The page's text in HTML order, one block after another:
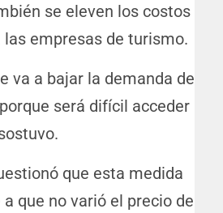
se eleven los costos
empresas de turismo.
va a bajar la demanda de
será difícil acceder
que esta medida
que no varió el precio de